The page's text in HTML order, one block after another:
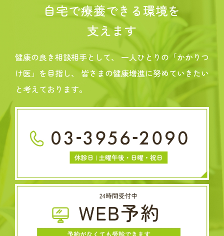
自宅で療養できる環境を
支えます
健康の良き相談相手として、 一人ひとりの「かかりつ
け医」を目指し、皆さまの健康増進に努めていきたい
と考えております。